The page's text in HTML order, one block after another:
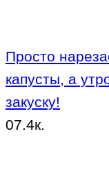
Просто
капусты, а
закуску!
07.4к.